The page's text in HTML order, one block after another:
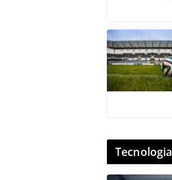
Tecnologia